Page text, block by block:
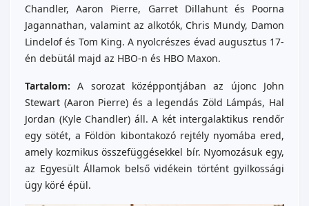
Chandler, Aaron Pierre, Garret Dillahunt és Poorna
Jagannathan, valamint az alkotók, Chris Mundy, Damon
Lindelof és Tom King. A nyolcrészes évad augusztus 17-
én debütál majd az HBO-n és HBO Maxon.
Tartalom:A sorozat középpontjában az újonc John
Stewart (Aaron Pierre) és a legendás Zöld Lámpás, Hal
Jordan (Kyle Chandler) áll. A két intergalaktikus rendőr
egy sötét, a Földön kibontakozó rejtély nyomába ered,
amely kozmikus összefüggésekkel bír. Nyomozásuk egy,
az Egyesült Államok belső vidékein történt gyilkossági
ügy köré épül.